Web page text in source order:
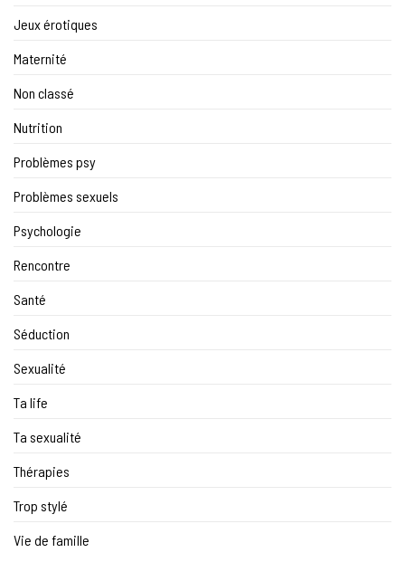
Jeux érotiques
Maternité
Non classé
Nutrition
Problèmes psy
Problèmes sexuels
Psychologie
Rencontre
Santé
Séduction
Sexualité
Ta life
Ta sexualité
Thérapies
Trop stylé
Vie de famille